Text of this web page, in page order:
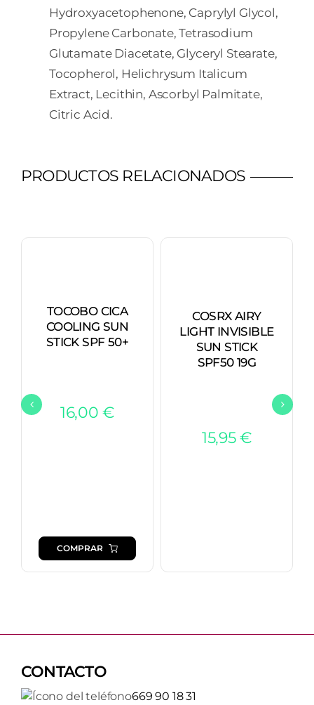
Hydroxyacetophenone, Caprylyl Glycol,
Propylene Carbonate, Tetrasodium
Glutamate Diacetate, Glyceryl Stearate,
Tocopherol, Helichrysum Italicum
Extract, Lecithin, Ascorbyl Palmitate,
Citric Acid.
PRODUCTOS RELACIONADOS
TOCOBO CICA
COOLING SUN
STICK SPF 50+
16,00€
COMPRAR
COSRX AIRY
LIGHT INVISIBLE
SUN STICK
SPF50 19G
15,95€
CONTACTO
669 90 18 31